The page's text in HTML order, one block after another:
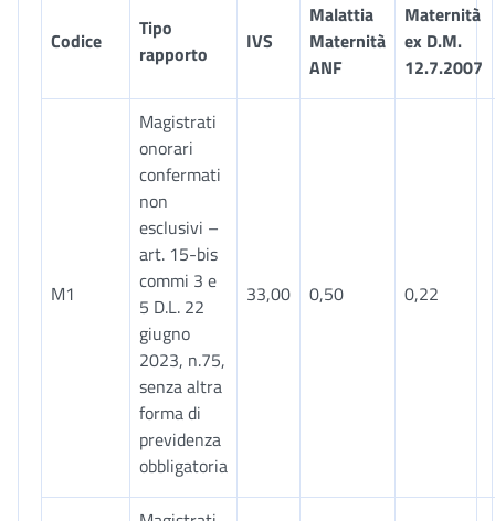
Codice
Tipo
rapporto
IVS
Malattia
Maternità
ANF
Maternità
ex D.M.
12.7.2007
M1
Magistrati
onorari
confermati
non
esclusivi –
art. 15-bis
commi 3 e
5 D.L. 22
giugno
2023, n.75,
senza altra
forma di
previdenza
obbligatoria
33,00 0,50 0,22